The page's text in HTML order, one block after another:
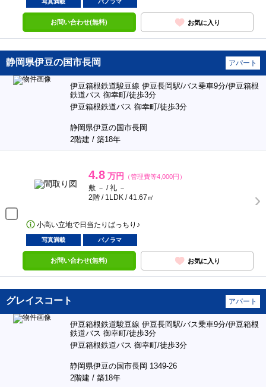
写真満載 パノラマ
お問い合わせ(無料) お気に入り
静岡県伊豆の国市長岡 アパート
伊豆箱根鉄道駿豆線 伊豆長岡駅/バス乗車9分/伊豆箱根
鉄道バス 御幸町/徒歩3分
伊豆箱根鉄道バス 御幸町/徒歩3分
静岡県伊豆の国市長岡
2階建 / 築18年
4.8 万円 （管理費等4,000円）
敷 － / 礼 －
2階 / 1LDK / 41.67㎡
小高い立地で日当たりばっちり♪
写真満載 パノラマ
お問い合わせ(無料) お気に入り
グレイスコート アパート
伊豆箱根鉄道駿豆線 伊豆長岡駅/バス乗車9分/伊豆箱根
鉄道バス 御幸町/徒歩3分
伊豆箱根鉄道バス 御幸町/徒歩3分
静岡県伊豆の国市長岡 1349-26
2階建 / 築18年